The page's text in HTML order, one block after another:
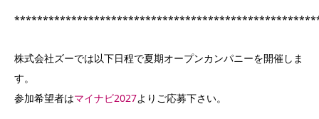
株式会社ズーでは以下日程で夏期オープンカンパニーを開催しま
す。
参加希望者はマイナビ2027よりご応募下さい。